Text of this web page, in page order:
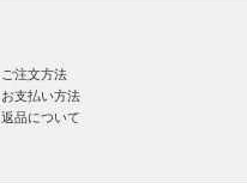
ご注文方法
お支払い方法
返品について